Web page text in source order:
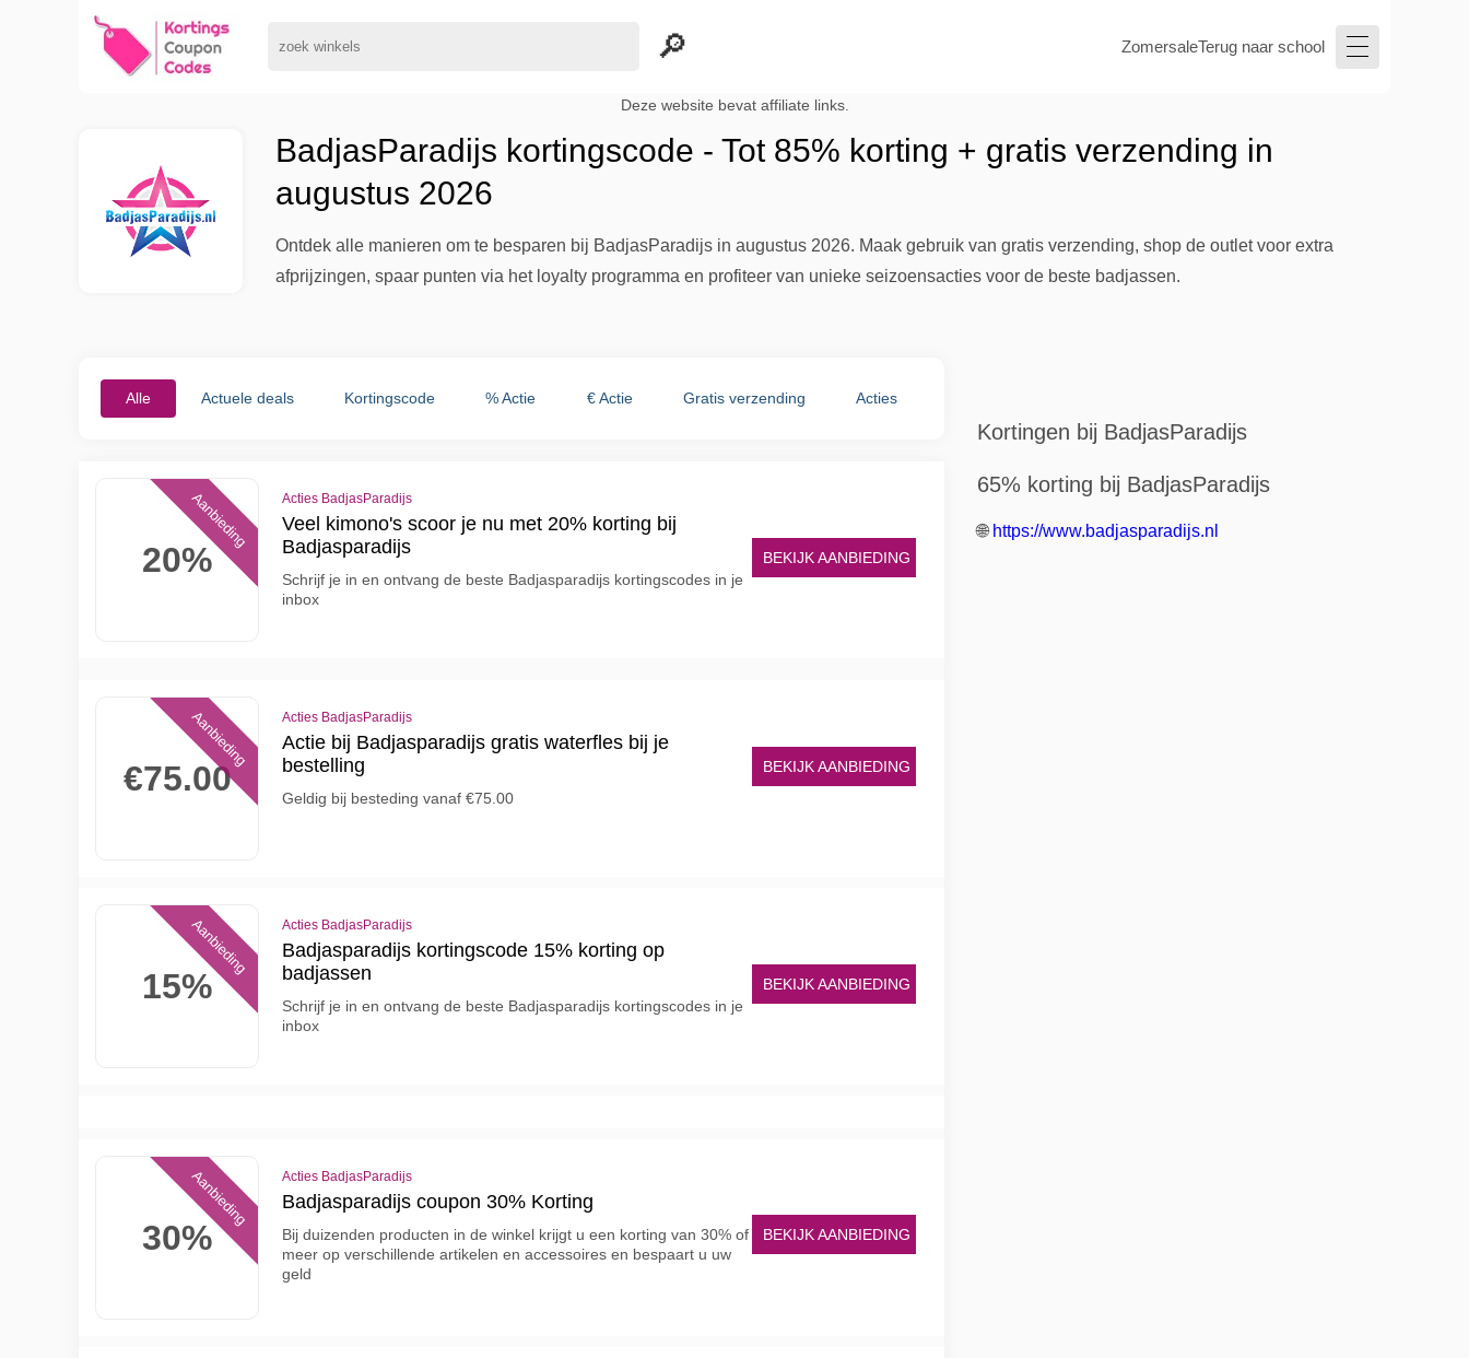
ZomersaleTerug naar school
Deze website bevat affiliate links.
BadjasParadijs kortingscode - Tot 85% korting + gratis verzending in
augustus 2026
Ontdek alle manieren om te besparen bij BadjasParadijs in augustus 2026. Maak gebruik van gratis verzending, shop de outlet voor extra
afprijzingen, spaar punten via het loyalty programma en profiteer van unieke seizoensacties voor de beste badjassen.
Alle Actuele deals Kortingscode % Actie € Actie Gratis verzending Acties
20%
Aanbieding Acties BadjasParadijs
Veel kimono's scoor je nu met 20% korting bij
Badjasparadijs
Schrijf je in en ontvang de beste Badjasparadijs kortingscodes in je
inbox
BEKIJK AANBIEDING
€75.00
Aanbieding Acties BadjasParadijs
Actie bij Badjasparadijs gratis waterfles bij je
bestelling
Geldig bij besteding vanaf €75.00
BEKIJK AANBIEDING
15%
Aanbieding Acties BadjasParadijs
Badjasparadijs kortingscode 15% korting op
badjassen
Schrijf je in en ontvang de beste Badjasparadijs kortingscodes in je
inbox
BEKIJK AANBIEDING
30%
Aanbieding Acties BadjasParadijs
Badjasparadijs coupon 30% Korting
Bij duizenden producten in de winkel krijgt u een korting van 30% of
meer op verschillende artikelen en accessoires en bespaart u uw
geld
BEKIJK AANBIEDING
Kortingen bij BadjasParadijs
65% korting bij BadjasParadijs
🌐 https://www.badjasparadijs.nl